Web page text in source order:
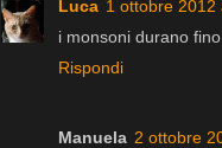
Luca 1 ottobre 2012
i monsoni durano
Rispondi
Manuela 2 ottobre